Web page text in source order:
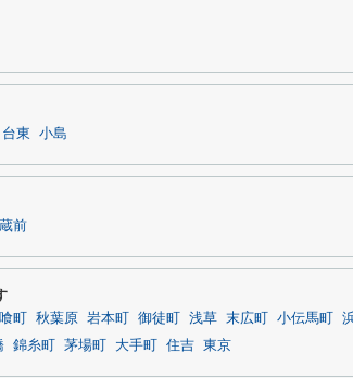
台東 小島
蔵前
町 秋葉原 岩本町 御徒町 浅草 末広町 小伝馬町
錦糸町 茅場町 大手町 住吉 東京